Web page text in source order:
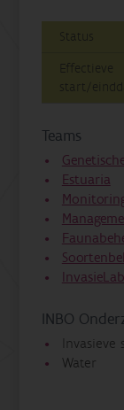
Status
Effectieve
start/
Teams
Estuaria
InvasieLab
INBO
Invasieve
Water